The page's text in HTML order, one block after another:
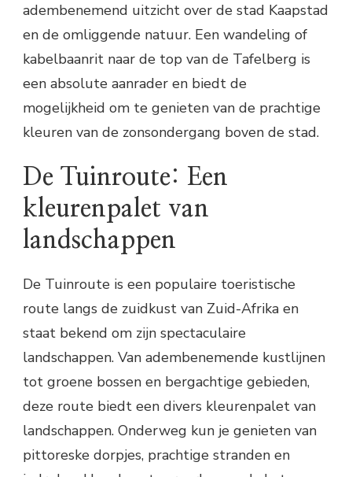
adembenemend uitzicht over de stad Kaapstad
en de omliggende natuur. Een wandeling of
kabelbaanrit naar de top van de Tafelberg is
een absolute aanrader en biedt de
mogelijkheid om te genieten van de prachtige
kleuren van de zonsondergang boven de stad.
De Tuinroute: Een
kleurenpalet van
landschappen
De Tuinroute is een populaire toeristische
route langs de zuidkust van Zuid-Afrika en
staat bekend om zijn spectaculaire
landschappen. Van adembenemende kustlijnen
tot groene bossen en bergachtige gebieden,
deze route biedt een divers kleurenpalet van
landschappen. Onderweg kun je genieten van
pittoreske dorpjes, prachtige stranden en